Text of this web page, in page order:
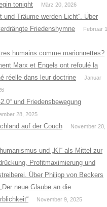
tonight
März 20, 2026
und Träume werden Licht“. Über
Friedenshymne
Februar 1,
humains comme marionnettes?
Marx et Engels ont refoulé la
réelle dans leur doctrine
Januar
2.0“ und Friedensbewegung
28, 2025
auf der Couch
November 20,
und „KI“ als Mittel zur
Profitmaximierung und
Über Philipp von Beckers
neue Glaube an die
November 9, 2025